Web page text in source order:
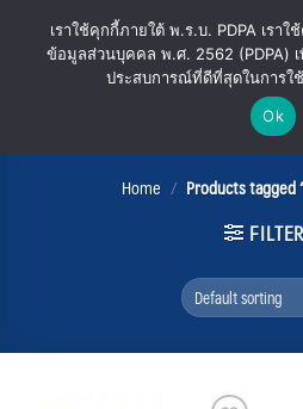
Bio304-
Home / Products tagged
FILTER
เราใช้คุกกี้ภายใต้ พ.ร.บ. PDPA เรา
ข้อมูลส่วนบุคคล พ.ศ. 2562 (PDPA)
ประสบการณ์ที่ดีที่สุดในการใช้
Ok